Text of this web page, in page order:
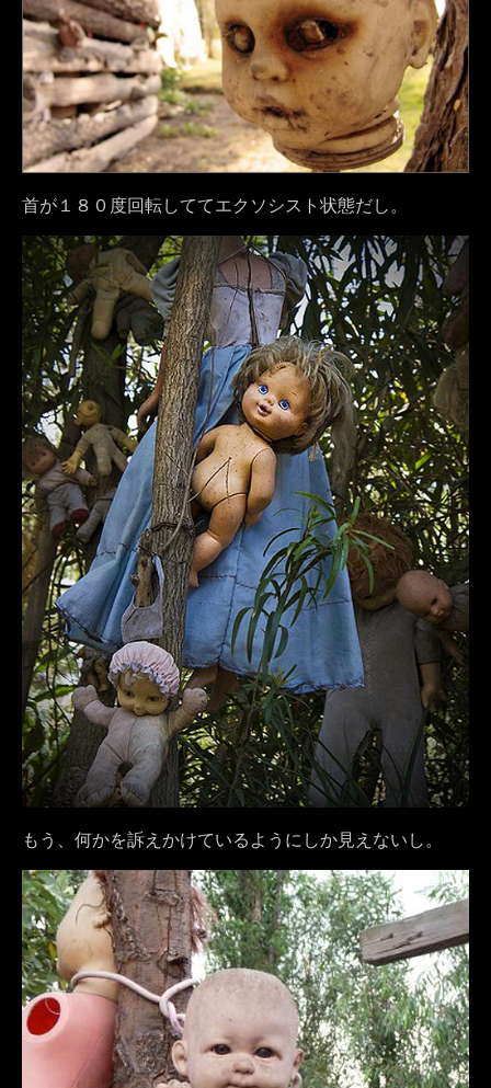
首が１８０度回転しててエクソシスト状態だし。
もう、何かを訴えかけているようにしか見えないし。